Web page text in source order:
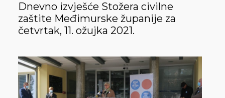
Dnevno izvješće Stožera civilne
zaštite Međimurske županije za
četvrtak, 11. ožujka 2021.